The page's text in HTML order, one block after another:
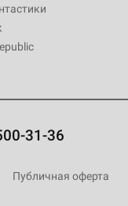
31-36
Публичная оферта